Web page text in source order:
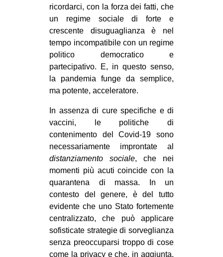
ricordarci, con la forza dei fatti, che
un regime sociale di forte e
crescente disuguaglianza è nel
tempo incompatibile con un regime
politico democratico e
partecipativo. E, in questo senso,
la pandemia funge da semplice,
ma potente, acceleratore.
In assenza di cure specifiche e di
vaccini, le politiche di
contenimento del Covid-19 sono
necessariamente improntate al
distanziamento sociale, che nei
momenti più acuti coincide con la
quarantena di massa. In un
contesto del genere, è del tutto
evidente che uno Stato fortemente
centralizzato, che può applicare
sofisticate strategie di sorveglianza
senza preoccuparsi troppo di cose
come la privacy e che, in aggiunta,